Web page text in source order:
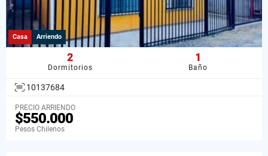
Casa Arriendo
2
Dormitorios
1
Baño
10137684
PRECIO ARRIENDO
$550.000
Pesos Chilenos